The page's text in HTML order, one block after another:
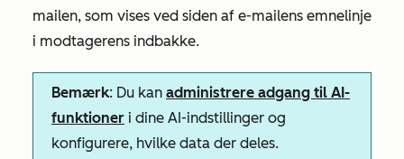
mailen, som vises ved siden af e-mailens emnelinje
i modtagerens indbakke.
Bemærk: Du kan administrere adgang til AI-
funktioner i dine AI-indstillinger og
konfigurere, hvilke data der deles.